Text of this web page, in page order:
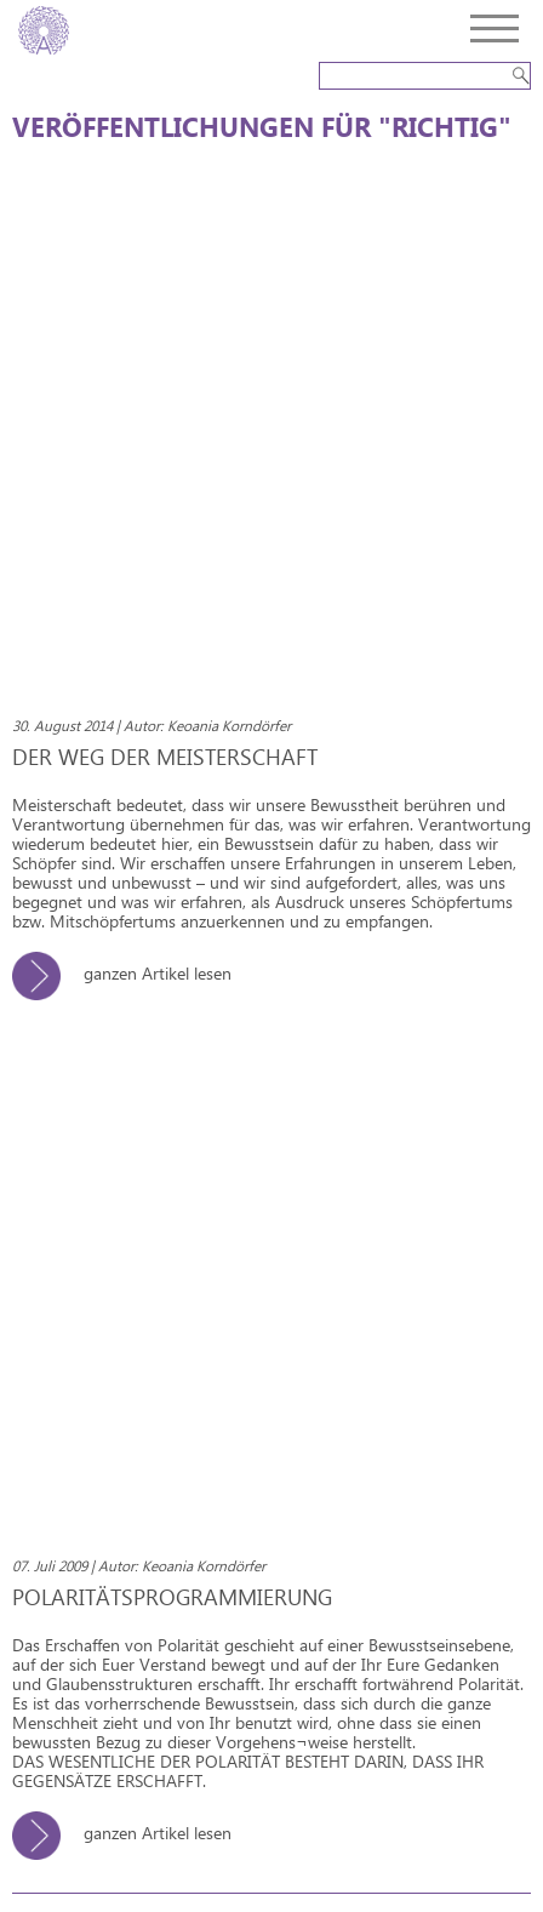
VERÖFFENTLICHUNGEN FÜR "RICHTIG"
30. August 2014 | Autor: Keoania Korndörfer
DER WEG DER MEISTERSCHAFT
Meisterschaft bedeutet, dass wir unsere Bewusstheit berühren und
Verantwortung übernehmen für das, was wir erfahren. Verantwortung
wiederum bedeutet hier, ein Bewusstsein dafür zu haben, dass wir
Schöpfer sind. Wir erschaffen unsere Erfahrungen in unserem Leben,
bewusst und unbewusst – und wir sind aufgefordert, alles, was uns
begegnet und was wir erfahren, als Ausdruck unseres Schöpfertums
bzw. Mitschöpfertums anzuerkennen und zu empfangen.
ganzen Artikel lesen
07. Juli 2009 | Autor: Keoania Korndörfer
POLARITÄTSPROGRAMMIERUNG
Das Erschaffen von Polarität geschieht auf einer Bewusstseinsebene,
auf der sich Euer Verstand bewegt und auf der Ihr Eure Gedanken
und Glaubensstrukturen erschafft. Ihr erschafft fortwährend Polarität.
Es ist das vorherrschende Bewusstsein, dass sich durch die ganze
Menschheit zieht und von Ihr benutzt wird, ohne dass sie einen
bewussten Bezug zu dieser Vorgehens¬weise herstellt.
DAS WESENTLICHE DER POLARITÄT BESTEHT DARIN, DASS IHR
GEGENSÄTZE ERSCHAFFT.
ganzen Artikel lesen